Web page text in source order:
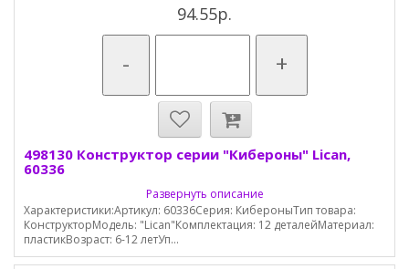
94.55р.
- +
498130 Конструктор серии "Кибероны" Lican,
60336
Развернуть описание
Характеристики:Артикул: 60336Серия: КибероныТип товара:
КонструкторМодель: "Lican"Комплектация: 12 деталейМатериал:
пластикВозраст: 6-12 летУп...